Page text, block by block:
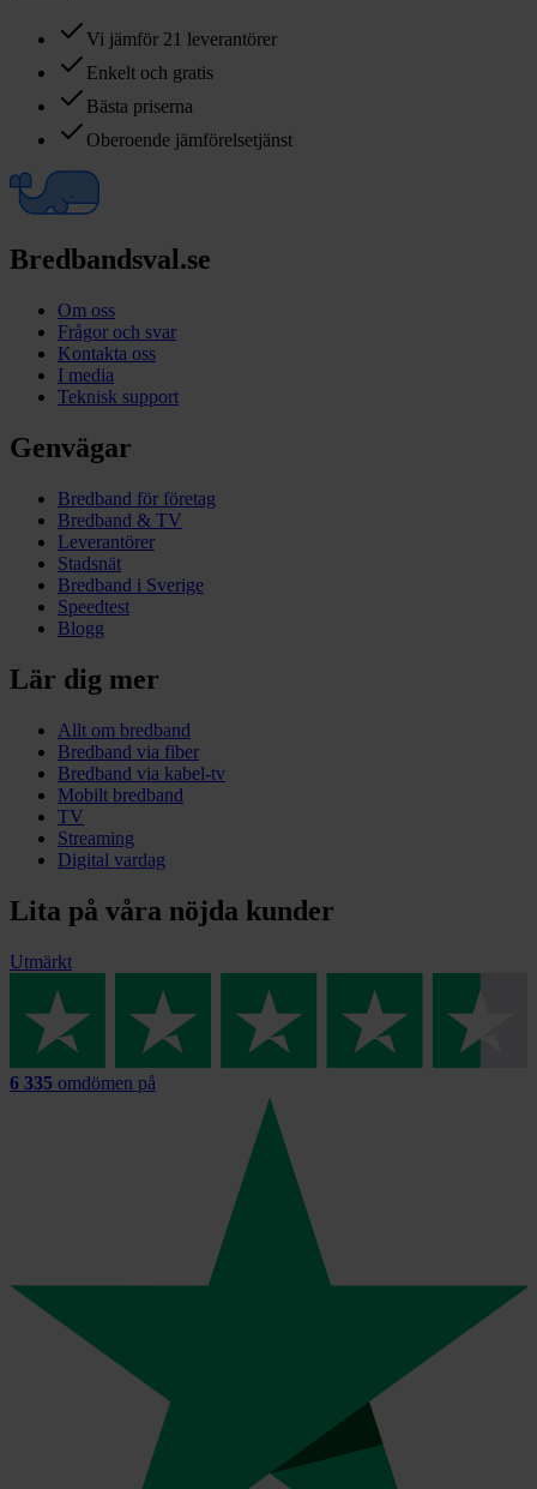
Vi jämför 21 leverantörer
Enkelt och gratis
Bästa priserna
Oberoende jämförelsetjänst
Bredbandsval.se
Om oss
Frågor och svar
Kontakta oss
I media
Teknisk support
Genvägar
Bredband för företag
Bredband & TV
Leverantörer
Stadsnät
Bredband i Sverige
Speedtest
Blogg
Lär dig mer
Allt om bredband
Bredband via fiber
Bredband via kabel-tv
Mobilt bredband
TV
Streaming
Digital vardag
Lita på våra nöjda kunder
Utmärkt
6 335 omdömen på